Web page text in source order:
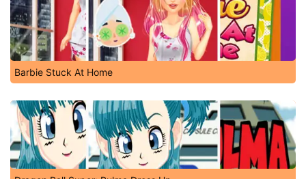
Barbie Stuck At Home